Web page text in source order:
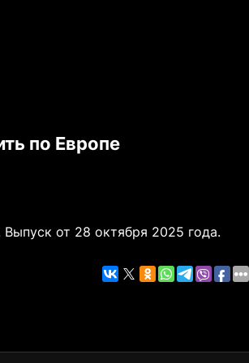
по Европе
от 28 октября 2025 года.